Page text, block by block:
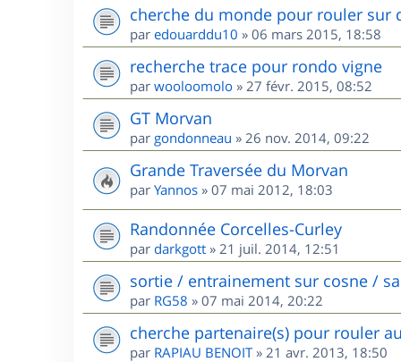
cherche du monde pour rouler sur
par edouarddu10 » 06 mars 2015, 18:58
recherche trace pour rondo vigne
par wooloomolo » 27 févr. 2015, 08:52
GT Morvan
par gondonneau » 26 nov. 2014, 09:22
Grande Traversée du Morvan
par Yannos » 07 mai 2012, 18:03
Randonnée Corcelles-Curley
par darkgott » 21 juil. 2014, 12:51
sortie / entrainement sur cosne /
par RG58 » 07 mai 2014, 20:22
cherche partenaire(s) pour rouler
par RAPIAU BENOIT» 21 avr. 2013, 18:50